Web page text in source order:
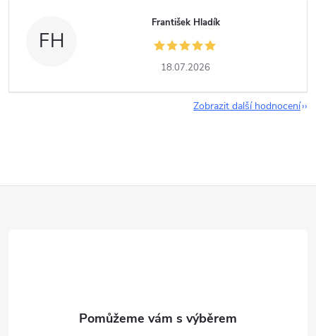
FH
František Hladík
18.07.2026
Zobrazit další hodnocení